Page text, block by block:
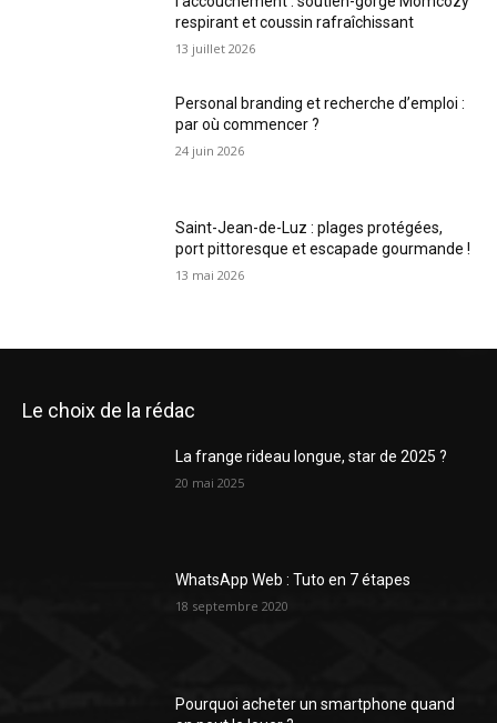
respirant et coussin rafraîchissant
13 juillet 2026
Personal branding et recherche d’emploi :
par où commencer ?
24 juin 2026
Saint-Jean-de-Luz : plages protégées,
port pittoresque et escapade gourmande !
13 mai 2026
Le choix de la rédac
La frange rideau longue, star de 2025 ?
20 mai 2025
WhatsApp Web : Tuto en 7 étapes
18 septembre 2020
Pourquoi acheter un smartphone quand